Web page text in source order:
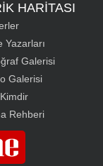
HARİTASI
Yazarları
Galerisi
Galerisi
Rehberi